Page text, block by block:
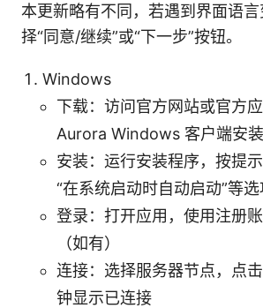
本更新略有不同，若遇到界面语
择“同意/继续”或“下一步”按钮。
Windows
下载：访问官方网站或官方
Aurora Windows 客户端安
安装：运行安装程序，按提
“在系统启动时自动启动”等选
登录：打开应用，使用注册
（如有）
连接：选择服务器节点，点
钟显示已连接